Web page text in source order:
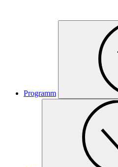
Programm